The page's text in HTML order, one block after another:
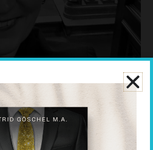
interdisziplinär in